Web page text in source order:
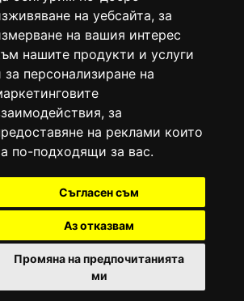
на уебсайта, за
на вашия интерес
нашите продукти и услуги
за персонализиране на
, за
на реклами които
по-подходящи за вас.
Съгласен съм
Аз отказвам
Промяна на предпочитанията
ми
вестника е регистрирано в националния
издания (Българска национална
ISSN 1312-4722.
на марката: Вяра информационен
България, със свидетелство за марка
година.
права запазени!